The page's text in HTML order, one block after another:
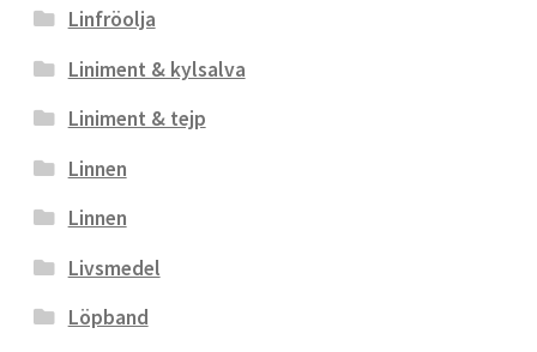
Linfröolja
Liniment & kylsalva
Liniment & tejp
Linnen
Linnen
Livsmedel
Löpband